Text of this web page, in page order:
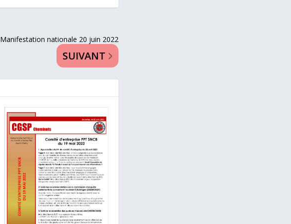
Manifestation nationale 20 juin 2022
SUIVANT